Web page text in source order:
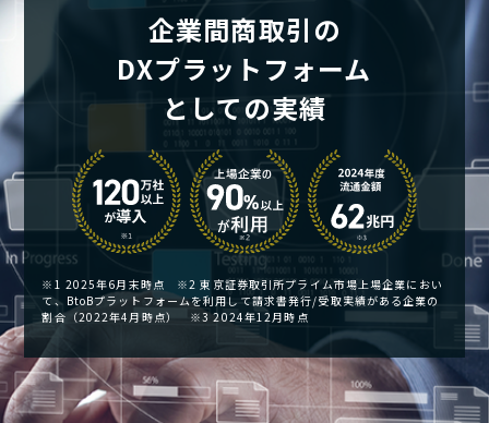
企業間商取引の
DXプラットフォーム
としての実績
※1 2025年6月末時点 ※2 東京証券取引所プライム市場上場企業におい
て、BtoBプラットフォームを利用して請求書発行/受取実績がある企業の
割合（2022年4月時点） ※3 2024年12月時点